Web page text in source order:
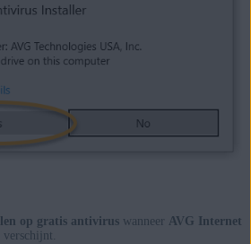
op gratis antiviruswanneer AVG Internet
verschijnt.